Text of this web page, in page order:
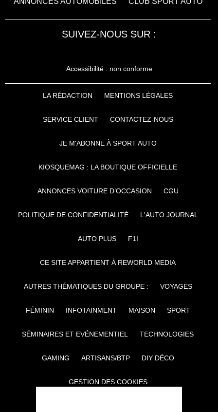
SUIVEZ-NOUS SUR :
Accessibilité : non conforme
LA RÉDACTION MENTIONS LÉGALES
SERVICE CLIENT CONTACTEZ-NOUS
JE M'ABONNE À SPORT AUTO
KIOSQUEMAG : LA BOUTIQUE OFFICIELLE
ANNONCES VOITURE D’OCCASION CGU
POLITIQUE DE CONFIDENTIALITÉ L'AUTO JOURNAL
AUTO PLUS F1I
CE SITE APPARTIENT À REWORLD MEDIA
AUTRES THÉMATIQUES DU GROUPE : VOYAGES
FÉMININ INFOTAINMENT MAISON SPORT
SÉMINAIRES ET EVÉNEMENTIEL TECHNOLOGIES
GAMING ARTISANS/BTP DIY DÉCO
GESTION DES COOKIES